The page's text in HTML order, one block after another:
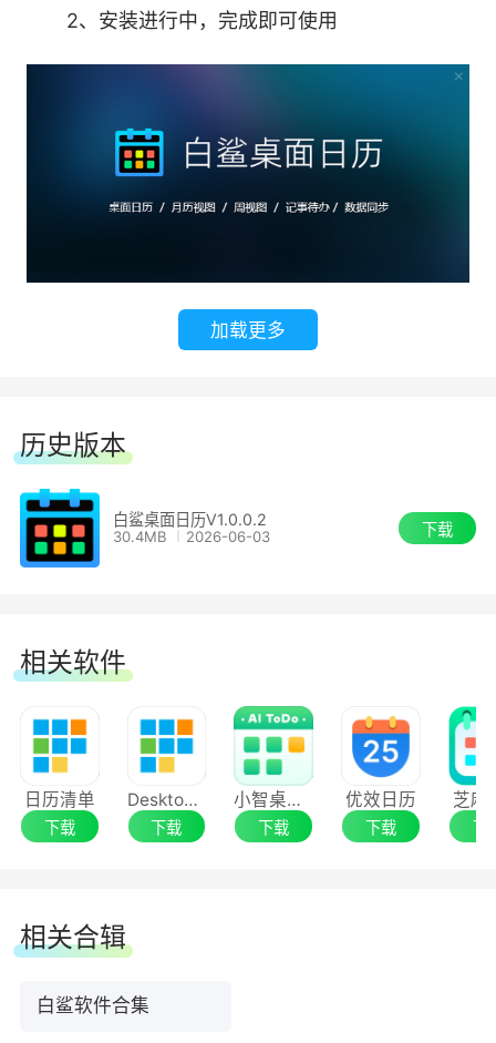
2、安装进行中，完成即可使用
加载更多
历史版本
白鲨桌面日历V1.0.0.2
30.4MB 2026-06-03 下载
相关软件
日历清单
下载
DesktopCal桌面日历
下载
小智桌面日历（原小智ToDo）
下载
优效日历
下载
芝麻
下
相关合辑
白鲨软件合集